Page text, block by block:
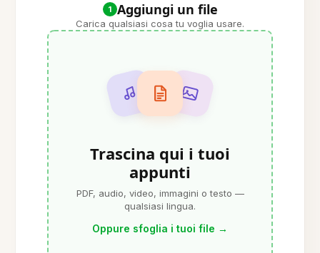
1 Aggiungi un file
Carica qualsiasi cosa tu voglia usare.
Trascina qui i tuoi
appunti
PDF, audio, video, immagini o testo —
qualsiasi lingua.
Oppure sfoglia i tuoi file →